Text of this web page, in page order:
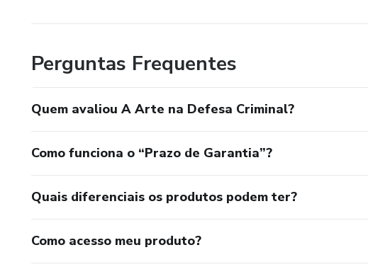
Perguntas Frequentes
Quem avaliou A Arte na Defesa Criminal?
Como funciona o “Prazo de Garantia”?
Quais diferenciais os produtos podem ter?
Como acesso meu produto?